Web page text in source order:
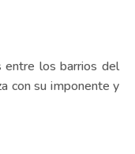
entre los barrios del
con su imponente y